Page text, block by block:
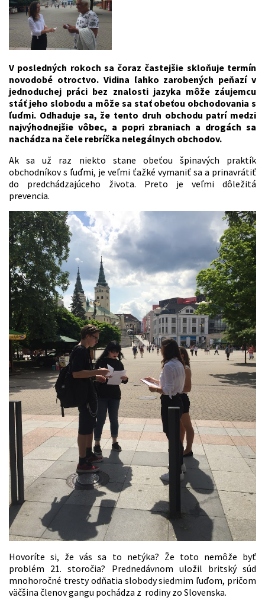
V posledných rokoch sa čoraz častejšie skloňuje termín
novodobé otroctvo. Vidina ľahko zarobených peňazí v
jednoduchej práci bez znalosti jazyka môže záujemcu
stáť jeho slobodu a môže sa stať obeťou obchodovania s
ľuďmi. Odhaduje sa, že tento druh obchodu patrí medzi
najvýhodnejšie vôbec, a popri zbraniach a drogách sa
nachádza na čele rebríčka nelegálnych obchodov.
Ak sa už raz niekto stane obeťou špinavých praktík
obchodníkov s ľuďmi, je veľmi ťažké vymaniť sa a prinavrátiť
do predchádzajúceho života. Preto je veľmi dôležitá
prevencia.
Hovoríte si, že vás sa to netýka? Že toto nemôže byť
problém 21. storočia? Prednedávnom uložil britský súd
mnohoročné tresty odňatia slobody siedmim ľuďom, pričom
väčšina členov gangu pochádza z rodiny zo Slovenska.